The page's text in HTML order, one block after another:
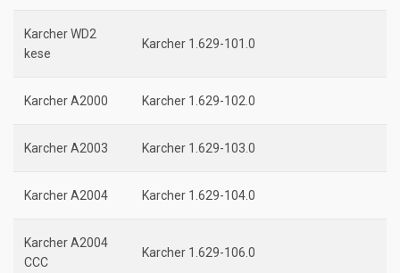
Karcher WD2
kese
Karcher 1.629-101.0
Karcher A2000 Karcher 1.629-102.0
Karcher A2003 Karcher 1.629-103.0
Karcher A2004 Karcher 1.629-104.0
Karcher A2004
CCC
Karcher 1.629-106.0